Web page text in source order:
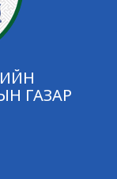
ГАЗАР